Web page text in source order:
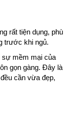
rất tiện dụng, phù
trước khi ngủ.
sự mềm mại của
gọn gàng. Đây là
cần vừa đẹp,